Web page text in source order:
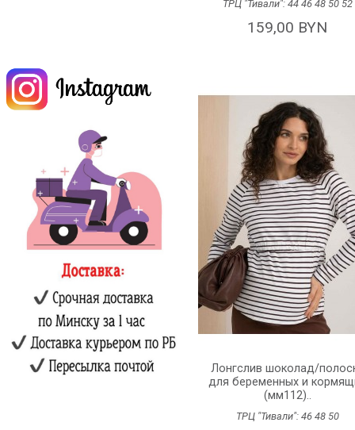
ТРЦ "Тивали": 44 46 48 50 52
159,00 BYN
Лонгслив шоколад/
для беременных и
(мм112)..
ТРЦ "Тивали": 46 48 50